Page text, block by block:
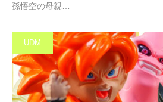
孫悟空の母親…
UDM